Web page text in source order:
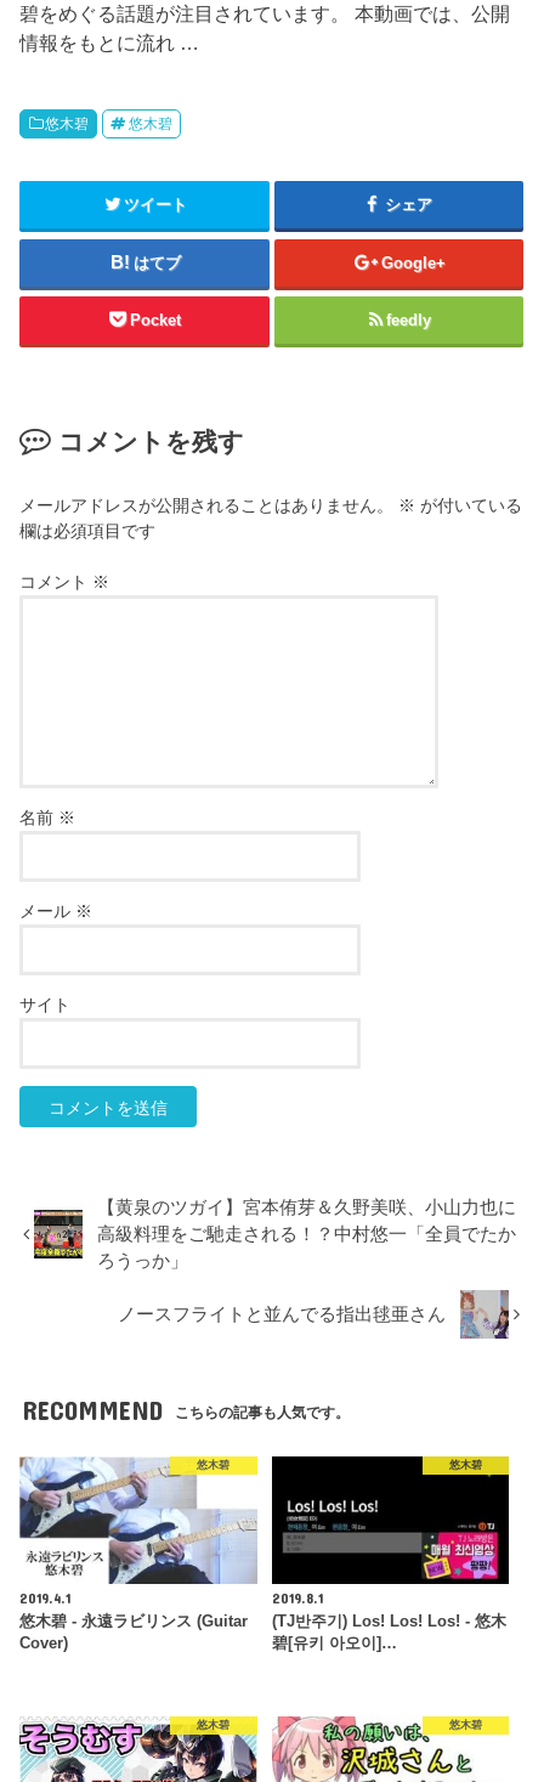
碧をめぐる話題が注目されています。 本動画では、公開
情報をもとに流れ …
悠木碧 悠木碧
ツイート シェア
はてブ Google+
Pocket feedly
コメントを残す
メールアドレスが公開されることはありません。 ※ が付いている
欄は必須項目です
コメント ※
名前 ※
メール ※
サイト
【黄泉のツガイ】宮本侑芽＆久野美咲、小山力也に
高級料理をご馳走される！？中村悠一「全員でたか
ろうっか」
ノースフライトと並んでる指出毬亜さん
RECOMMEND こちらの記事も人気です。
悠木碧
2019.4.1
悠木碧 - 永遠ラビリンス (Guitar
Cover)
悠木碧
2019.8.1
(TJ반주기) Los! Los! Los! - 悠木
碧[유키 아오이]…
悠木碧 悠木碧